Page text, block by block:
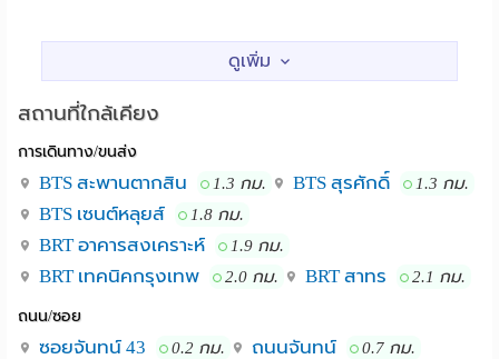
-ค่าเงินประกัน น้ำประปา และไฟฟ้า 1,500 บาท
-ค่าไฟ 8 บาท/หน่วย
-ค่าน้ำ 100 บาท/ท่าน
-ค่าส่วนกลาง 200 บาท/เดือน
สิ่งอำนวยความสะดวก
-กล้องวงจรปิด
สถานที่ใกล้เคียง
การเดินทาง/ขนส่ง
BTS สะพานตากสิน 1.3 กม. BTS สุรศักดิ์ 1.3 กม.
BTS เซนต์หลุยส์ 1.8 กม.
BRT อาคารสงเคราะห์ 1.9 กม.
BRT เทคนิคกรุงเทพ 2.0 กม. BRT สาทร 2.1 กม.
ถนน/ซอย
ซอยจันทน์ 43 0.2 กม. ถนนจันทน์ 0.7 กม.